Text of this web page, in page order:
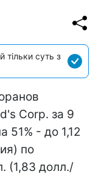
суть з
Corp. за 9
51% - до 1,12
по
(1,83 долл./